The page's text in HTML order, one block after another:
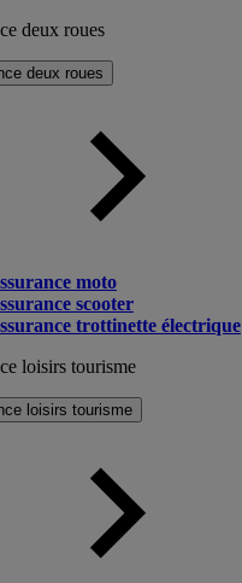
deux roues
deux roues
moto
scooter
trottinette électrique
loisirs tourisme
loisirs tourisme